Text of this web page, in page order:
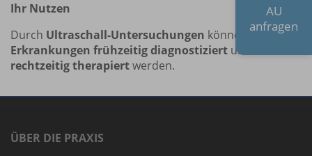
Ihr Nutzen
Durch Ultraschall-Untersuchungen können
Erkrankungen frühzeitig diagnostiziert und
rechtzeitig therapiertwerden.
ÜBER DIE PRAXIS
AU
anfragen